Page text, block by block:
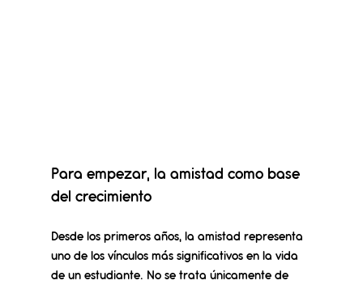
Para empezar, la amistad como base
del crecimiento
Desde los primeros años, la amistad representa
uno de los vínculos más significativos en la vida
de un estudiante. No se trata únicamente de